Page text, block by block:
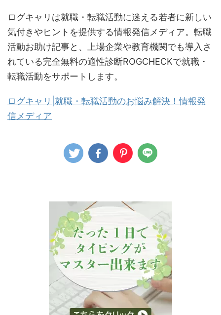
ログキャリは就職・転職活動に迷える若者に新しい
気付きやヒントを提供する情報発信メディア。転職
活動お助け記事と、上場企業や教育機関でも導入さ
れている完全無料の適性診断ROGCHECKで就職・
転職活動をサポートします。
ログキャリ|就職・転職活動のお悩み解決！情報発
信メディア